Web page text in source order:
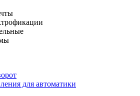
для автоматики